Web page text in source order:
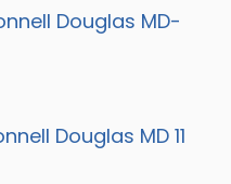
Douglas MD-
Douglas MD 11